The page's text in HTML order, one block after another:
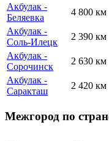
Акбулак -
Беляевка
4 800 км
Акбулак -
Соль-Илецк
2 390 км
Акбулак -
Сорочинск
2 630 км
Акбулак -
Саракташ
2 420 км
Межгород по